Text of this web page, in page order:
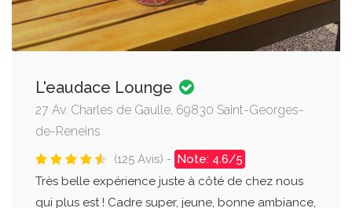
L'eaudace Lounge
27 Av. Charles de Gaulle, 69830 Saint-Georges-
de-Reneins
(125 Avis) - Note: 4.6/5
Très belle expérience juste à côté de chez nous
qui plus est ! Cadre super, jeune, bonne ambiance,